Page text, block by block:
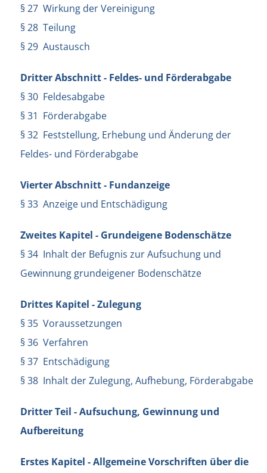
§ 27 Wirkung der Vereinigung
§ 28 Teilung
§ 29 Austausch
Dritter Abschnitt - Feldes- und Förderabgabe
§ 30 Feldesabgabe
§ 31 Förderabgabe
§ 32 Feststellung, Erhebung und Änderung der
Feldes- und Förderabgabe
Vierter Abschnitt - Fundanzeige
§ 33 Anzeige und Entschädigung
Zweites Kapitel - Grundeigene Bodenschätze
§ 34 Inhalt der Befugnis zur Aufsuchung und
Gewinnung grundeigener Bodenschätze
Drittes Kapitel - Zulegung
§ 35 Voraussetzungen
§ 36 Verfahren
§ 37 Entschädigung
§ 38 Inhalt der Zulegung, Aufhebung, Förderabgabe
Dritter Teil - Aufsuchung, Gewinnung und
Aufbereitung
Erstes Kapitel - Allgemeine Vorschriften über die